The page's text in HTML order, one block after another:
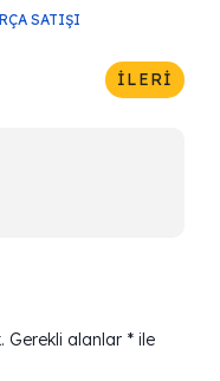
SATIŞI
İLERI
Gerekli alanlar * ile